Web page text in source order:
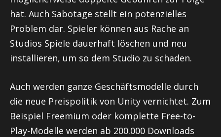
hat. Auch Sabotage stellt ein potenzielles
Problem dar. Spieler können aus Rache an
Studios Spiele dauerhaft löschen und neu
installieren, um so dem Studio zu schaden.
Auch werden ganze Geschäftsmodelle durch
die neue Preispolitik von Unity vernichtet. Zum
Beispiel Freemium oder komplette Free-to-
Play-Modelle werden ab 200.000 Downloads